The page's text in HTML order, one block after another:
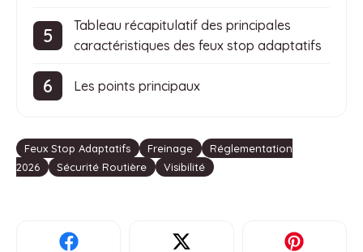
Tableau récapitulatif des principales
caractéristiques des feux stop adaptatifs
Les points principaux
Étiquettes
Feux Stop Adaptatifs Freinage
Réglementation
2026
Sécurité Routière Visibilité